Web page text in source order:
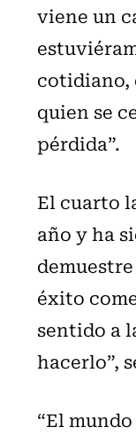
viene un
cotidiano,
quien se
pérdida”.
El cuarto
año y ha
éxito
sentido a
hacerlo”,
“El